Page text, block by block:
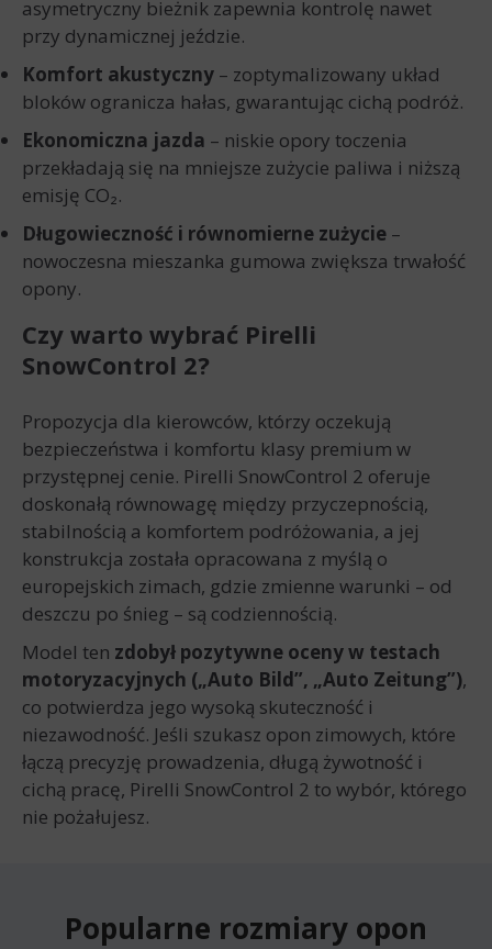
asymetryczny bieżnik zapewnia kontrolę nawet
przy dynamicznej jeździe.
Komfort akustyczny – zoptymalizowany układ
bloków ogranicza hałas, gwarantując cichą podróż.
Ekonomiczna jazda – niskie opory toczenia
przekładają się na mniejsze zużycie paliwa i niższą
emisję CO₂.
Długowieczność i równomierne zużycie –
nowoczesna mieszanka gumowa zwiększa trwałość
opony.
Czy warto wybrać Pirelli
SnowControl 2?
Propozycja dla kierowców, którzy oczekują
bezpieczeństwa i komfortu klasy premium w
przystępnej cenie. Pirelli SnowControl 2 oferuje
doskonałą równowagę między przyczepnością,
stabilnością a komfortem podróżowania, a jej
konstrukcja została opracowana z myślą o
europejskich zimach, gdzie zmienne warunki – od
deszczu po śnieg – są codziennością.
Model ten zdobył pozytywne oceny w testach
motoryzacyjnych („Auto Bild”, „Auto Zeitung”),
co potwierdza jego wysoką skuteczność i
niezawodność. Jeśli szukasz opon zimowych, które
łączą precyzję prowadzenia, długą żywotność i
cichą pracę, Pirelli SnowControl 2 to wybór, którego
nie pożałujesz.
Popularne rozmiary opon